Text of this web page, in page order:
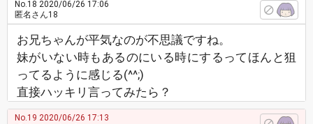
No.18 2020/06/26 17:06
匿名さん18
お兄ちゃんが平気なのが不思議ですね。
妹がいない時もあるのにいる時にするってほんと狙
ってるように感じる(^^;)
直接ハッキリ言ってみたら？
No.19 2020/06/26 17:13